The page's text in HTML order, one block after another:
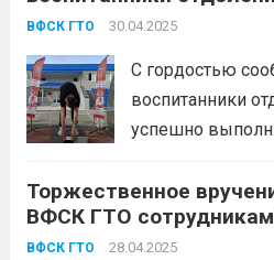
военно-
воспитанников
воспитанников
«Краснодар»,
Читать дальше
успешно выполнили
ВФСК ГТО 30.04.2025
С гордостью
воспитанники
успешно
только
уровне
подтверждает их
Торжественное
ВФСК ГТО
«Кубань — СПАС»
ВФСК ГТО 28.04.2025